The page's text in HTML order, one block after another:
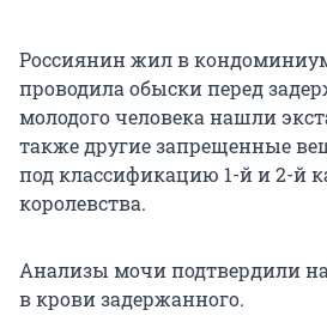
Россиянин жил в
проводила обыски перед
молодого человека нашли
также другие запрещенные
под классификацию 1-й и 2-й
королевства.
Анализы мочи подтвердили
в крови задержанного.